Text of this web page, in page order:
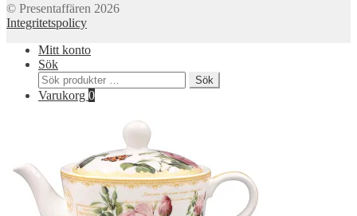
© Presentaffären 2026
Integritetspolicy
Mitt konto
Sök
Sök
efter:
Sök
Varukorg 0